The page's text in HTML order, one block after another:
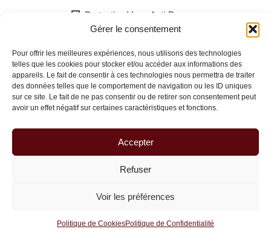
Gérer le consentement
Pour offrir les meilleures expériences, nous utilisons des technologies
telles que les cookies pour stocker et/ou accéder aux informations des
appareils. Le fait de consentir à ces technologies nous permettra de traiter
des données telles que le comportement de navigation ou les ID uniques
sur ce site. Le fait de ne pas consentir ou de retirer son consentement peut
avoir un effet négatif sur certaines caractéristiques et fonctions.
Accepter
Refuser
Voir les préférences
Politique de CookiesPolitique de Confidentialité
Protection Verre Anti-Drogue
Les Bornes Recharge Mobile
Les Navettes Kékébus
Menu